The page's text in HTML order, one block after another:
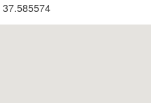
37.585574